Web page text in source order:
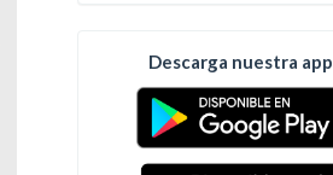
Descarga nuestra app